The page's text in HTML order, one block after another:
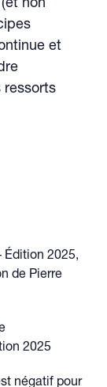
non
et
ressorts
Édition 2025,
de Pierre
2025
négatif pour